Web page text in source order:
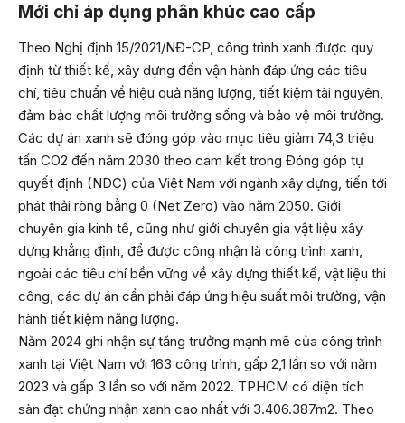
Mới chỉ áp dụng phân khúc cao cấp
Theo Nghị định 15/2021/NĐ-CP, công trình xanh được quy
định từ thiết kế, xây dựng đến vận hành đáp ứng các tiêu
chí, tiêu chuẩn về hiệu quả năng lượng, tiết kiệm tài nguyên,
đảm bảo chất lượng môi trường sống và bảo vệ môi trường.
Các dự án xanh sẽ đóng góp vào mục tiêu giảm 74,3 triệu
tấn CO2 đến năm 2030 theo cam kết trong Đóng góp tự
quyết định (NDC) của Việt Nam với ngành xây dựng, tiến tới
phát thải ròng bằng 0 (Net Zero) vào năm 2050. Giới
chuyên gia kinh tế, cũng như giới chuyên gia vật liệu xây
dựng khẳng định, để được công nhận là công trình xanh,
ngoài các tiêu chí bền vững về xây dựng thiết kế, vật liệu thi
công, các dự án cần phải đáp ứng hiệu suất môi trường, vận
hành tiết kiệm năng lượng.
Năm 2024 ghi nhận sự tăng trưởng mạnh mẽ của công trình
xanh tại Việt Nam với 163 công trình, gấp 2,1 lần so với năm
2023 và gấp 3 lần so với năm 2022. TPHCM có diện tích
sàn đạt chứng nhận xanh cao nhất với 3.406.387m2. Theo